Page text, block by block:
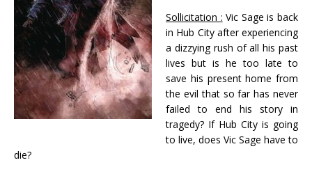
Sollicitation : Vic Sage is back
in Hub City after experiencing
a dizzying rush of all his past
lives but is he too late to
save his present home from
the evil that so far has never
failed to end his story in
tragedy? If Hub City is going
to live, does Vic Sage have to
die?